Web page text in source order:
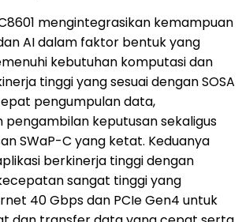
mengintegrasikan kemampuan
AI dalam faktor bentuk yang
kebutuhan komputasi dan
tinggi yang sesuai dengan SOSA
pengumpulan data,
pengambilan keputusan sekaligus
SWaP-C yang ketat. Keduanya
berkinerja tinggi dengan
sangat tinggi yang
40 Gbps dan PCIe Gen4 untuk